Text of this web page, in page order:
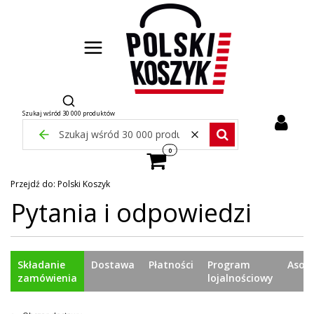
Otwórz wyszukiwarkę
Szukaj wśród 30 000 produktów
Zamknij wyszukiwarkę WyczyśćSzukaj wśród 30 000
Produkty w koszyku: 0. Zobacz
Przejdź do: Polski Koszyk
Pytania i odpowiedzi
Składanie
zamówienia
Dostawa Płatności
Program
lojalnościowy